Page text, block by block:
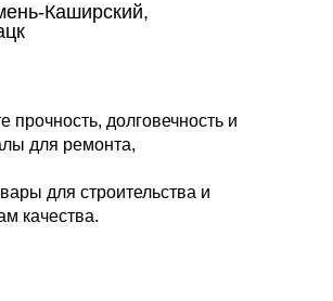
Каширский,
долговечность и
для ремонта,
для строительства и
качества.